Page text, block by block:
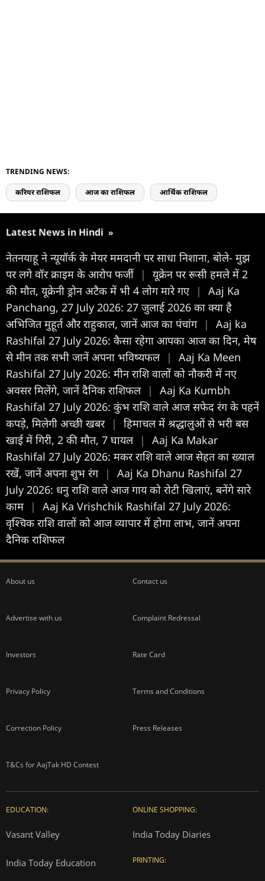
TRENDING NEWS:
करियर राशिफल आज का राशिफल आर्थिक राशिफल
Latest News in Hindi »
नेतनयाहू ने न्यूयॉर्क के मेयर ममदानी पर साधा निशाना, बोले- मुझ
पर लगे वॉर क्राइम के आरोप फर्जी |
यूक्रेन पर रूसी हमले में 2
की मौत, यूक्रेनी ड्रोन अटैक में भी 4 लोग मारे गए |
Aaj Ka
Panchang, 27 July 2026: 27 जुलाई 2026 का क्या है
अभिजित मुहूर्त और राहुकाल, जानें आज का पंचांग |
Aaj ka
Rashifal 27 July 2026: कैसा रहेगा आपका आज का द‍िन, मेष
से मीन तक सभी जानें अपना भविष्यफल |
Aaj Ka Meen
Rashifal 27 July 2026: मीन राशि वालों को नौकरी में नए
अवसर मिलेंगे, जानें दैनिक राशिफल |
Aaj Ka Kumbh
Rashifal 27 July 2026: कुंभ राशि वाले आज सफेद रंग के पहनें
कपड़े, मिलेगी अच्छी खबर |
हिमाचल में श्रद्धालुओं से भरी बस
खाई में गिरी, 2 की मौत, 7 घायल |
Aaj Ka Makar
Rashifal 27 July 2026: मकर राशि वाले आज सेहत का ख्याल
रखें, जानें अपना शुभ रंग |
Aaj Ka Dhanu Rashifal 27
July 2026: धनु राशि वाले आज गाय को रोटी खिलाएं, बनेंगे सारे
काम
|
Aaj Ka Vrishchik Rashifal 27 July 2026:
वृश्चिक राशि वालों को आज व्यापार में होगा लाभ, जानें अपना
दैनिक राशिफल
About us Contact us
Advertise with us Complaint Redressal
Investors Rate Card
Privacy Policy Terms and Conditions
Correction Policy Press Releases
T&Cs for AajTak HD Contest
EDUCATION:
Vasant Valley
India Today Education
ONLINE SHOPPING:
India Today Diaries
PRINTING: